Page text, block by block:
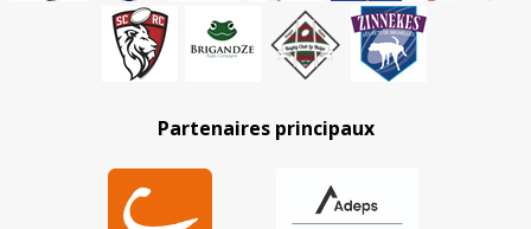
Partenaires principaux